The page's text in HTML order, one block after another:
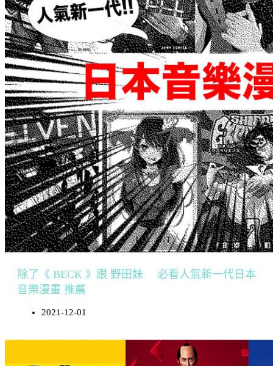
除了《 BECK 》跟 野田妹 必看人氣新一代日本
音樂漫畫 推薦
2021-12-01